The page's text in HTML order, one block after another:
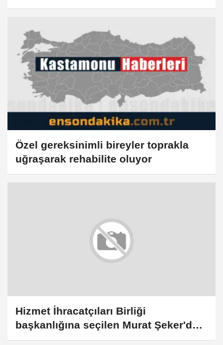
Özel gereksinimli bireyler toprakla
uğraşarak rehabilite oluyor
Hizmet İhracatçıları Birliği
başkanlığına seçilen Murat Şeker'den
yeni dönem mesajı: